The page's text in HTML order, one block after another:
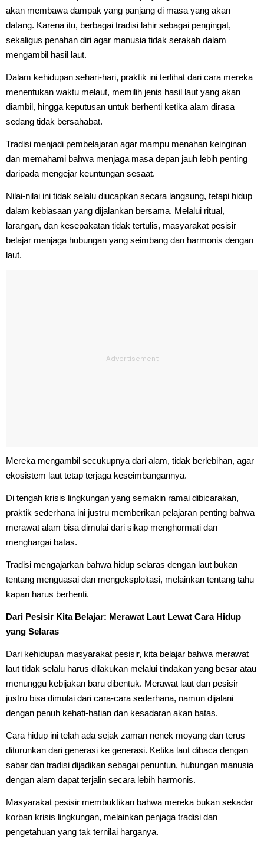
akan membawa dampak yang panjang di masa yang akan
datang. Karena itu, berbagai tradisi lahir sebagai pengingat,
sekaligus penahan diri agar manusia tidak serakah dalam
mengambil hasil laut.
Dalam kehidupan sehari-hari, praktik ini terlihat dari cara mereka
menentukan waktu melaut, memilih jenis hasil laut yang akan
diambil, hingga keputusan untuk berhenti ketika alam dirasa
sedang tidak bersahabat.
Tradisi menjadi pembelajaran agar mampu menahan keinginan
dan memahami bahwa menjaga masa depan jauh lebih penting
daripada mengejar keuntungan sesaat.
Nilai-nilai ini tidak selalu diucapkan secara langsung, tetapi hidup
dalam kebiasaan yang dijalankan bersama. Melalui ritual,
larangan, dan kesepakatan tidak tertulis, masyarakat pesisir
belajar menjaga hubungan yang seimbang dan harmonis dengan
laut.
Mereka mengambil secukupnya dari alam, tidak berlebihan, agar
ekosistem laut tetap terjaga keseimbangannya.
Di tengah krisis lingkungan yang semakin ramai dibicarakan,
praktik sederhana ini justru memberikan pelajaran penting bahwa
merawat alam bisa dimulai dari sikap menghormati dan
menghargai batas.
Tradisi mengajarkan bahwa hidup selaras dengan laut bukan
tentang menguasai dan mengeksploitasi, melainkan tentang tahu
kapan harus berhenti.
Dari Pesisir Kita Belajar: Merawat Laut Lewat Cara Hidup
yang Selaras
Dari kehidupan masyarakat pesisir, kita belajar bahwa merawat
laut tidak selalu harus dilakukan melalui tindakan yang besar atau
menunggu kebijakan baru dibentuk. Merawat laut dan pesisir
justru bisa dimulai dari cara-cara sederhana, namun dijalani
dengan penuh kehati-hatian dan kesadaran akan batas.
Cara hidup ini telah ada sejak zaman nenek moyang dan terus
diturunkan dari generasi ke generasi. Ketika laut dibaca dengan
sabar dan tradisi dijadikan sebagai penuntun, hubungan manusia
dengan alam dapat terjalin secara lebih harmonis.
Masyarakat pesisir membuktikan bahwa mereka bukan sekadar
korban krisis lingkungan, melainkan penjaga tradisi dan
pengetahuan yang tak ternilai harganya.